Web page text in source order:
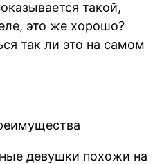
такой,
это же хорошо?
так ли это на самом
девушки похожи на